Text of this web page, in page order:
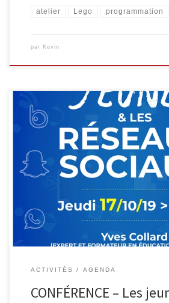
atelier Lego programmation
par Kevin
Ce jeudi 17 octobre 2019 à 19h30,
Hautes Fagnes, Inforjeunes et l’EPN de
d’accueillir Yves Collard (expert et
médias). Cette conférence-débat nous
comprendre les jeunes et les adolescents,
des smartphones et des […]
ACTIVITÉS AGENDA
CONFÉRENCE – Les